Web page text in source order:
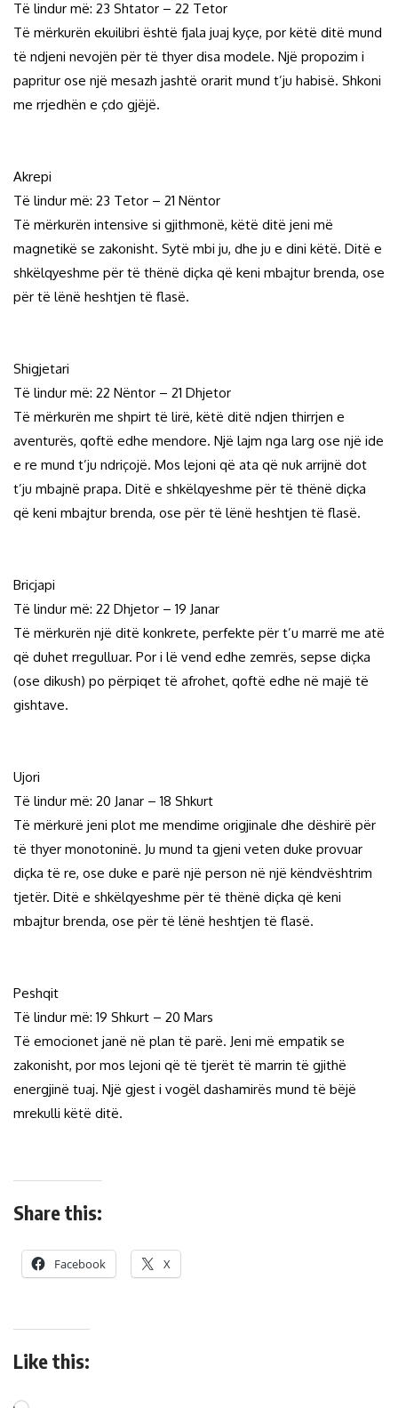
Të lindur më: 23 Shtator – 22 Tetor
Të mërkurën ekuilibri është fjala juaj kyçe, por këtë ditë mund
të ndjeni nevojën për të thyer disa modele. Një propozim i
papritur ose një mesazh jashtë orarit mund t’ju habisë. Shkoni
me rrjedhën e çdo gjëjë.
Akrepi
Të lindur më: 23 Tetor – 21 Nëntor
Të mërkurën intensive si gjithmonë, këtë ditë jeni më
magnetikë se zakonisht. Sytë mbi ju, dhe ju e dini këtë. Ditë e
shkëlqyeshme për të thënë diçka që keni mbajtur brenda, ose
për të lënë heshtjen të flasë.
Shigjetari
Të lindur më: 22 Nëntor – 21 Dhjetor
Të mërkurën me shpirt të lirë, këtë ditë ndjen thirrjen e
aventurës, qoftë edhe mendore. Një lajm nga larg ose një ide
e re mund t’ju ndriçojë. Mos lejoni që ata që nuk arrijnë dot
t’ju mbajnë prapa. Ditë e shkëlqyeshme për të thënë diçka
që keni mbajtur brenda, ose për të lënë heshtjen të flasë.
Bricjapi
Të lindur më: 22 Dhjetor – 19 Janar
Të mërkurën një ditë konkrete, perfekte për t’u marrë me atë
që duhet rregulluar. Por i lë vend edhe zemrës, sepse diçka
(ose dikush) po përpiqet të afrohet, qoftë edhe në majë të
gishtave.
Ujori
Të lindur më: 20 Janar – 18 Shkurt
Të mërkurë jeni plot me mendime origjinale dhe dëshirë për
të thyer monotoninë. Ju mund ta gjeni veten duke provuar
diçka të re, ose duke e parë një person në një këndvështrim
tjetër. Ditë e shkëlqyeshme për të thënë diçka që keni
mbajtur brenda, ose për të lënë heshtjen të flasë.
Peshqit
Të lindur më: 19 Shkurt – 20 Mars
Të emocionet janë në plan të parë. Jeni më empatik se
zakonisht, por mos lejoni që të tjerët të marrin të gjithë
energjinë tuaj. Një gjest i vogël dashamirës mund të bëjë
mrekulli këtë ditë.
Share this:
Facebook X
Like this: